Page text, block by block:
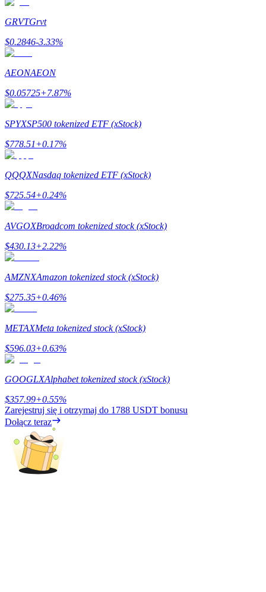
Stawianie
Blokady BTR
Ekskluzywne inwestycje dla posiadaczy BTR
Pożyczki
GRVTGrvt
$0.2846-3.33%
AEONAEON
$0.05725+7.87%
SPYXSP500 tokenized ETF (xStock)
$778.51+0.17%
QQQXNasdaq tokenized ETF (xStock)
$725.54+0.24%
AVGOXBroadcom tokenized stock (xStock)
$430.13+2.22%
AMZNXAmazon tokenized stock (xStock)
$275.35+0.46%
METAXMeta tokenized stock (xStock)
$596.03+0.63%
GOOGLXAlphabet tokenized stock (xStock)
$357.99+0.55%
Zarejestruj się i otrzymaj do 1788 USDT bonusu
Dołącz teraz